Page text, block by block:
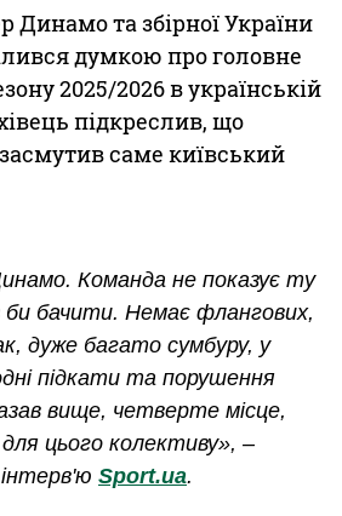
Динамо та збірної України
думкою про головне
2025/2026 в українській
підкреслив, що
саме київський
Команда не показує ту
би бачити. Немає флангових,
дуже багато сумбуру, у
підкати та порушення
вище, четверте місце,
цього колективу», –
інтерв'ю Sport.ua.